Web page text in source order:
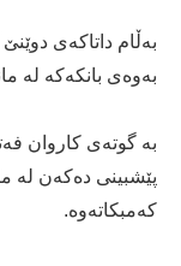
بەڵام داتاکەی
بەوەی بانکەکە لە
پێشبینی دەکەن لە
کەمبکاتەوە.